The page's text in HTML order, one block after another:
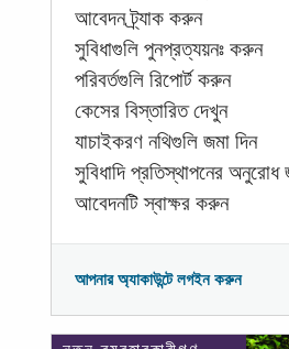
আবেদন ট্র্যাক করুন
সুবিধাগুলি পুনপ্রত্যয়নঃ করুন
পরিবর্তগুলি রিপোর্ট করুন
কেসের বিস্তারিত দেখুন
যাচাইকরণ নথিগুলি জমা দিন
সুবিধাদি প্রতিস্থাপনের অনুরোধ
আবেদনটি স্বাক্ষর করুন
আপনার অ্যাকাউন্টে লগইন করুন